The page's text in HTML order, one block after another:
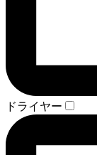
ドライヤー